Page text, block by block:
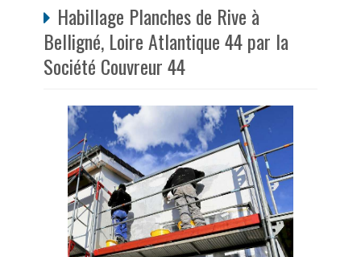
Habillage Planches de Rive à
Belligné, Loire Atlantique 44 par la
Société Couvreur 44